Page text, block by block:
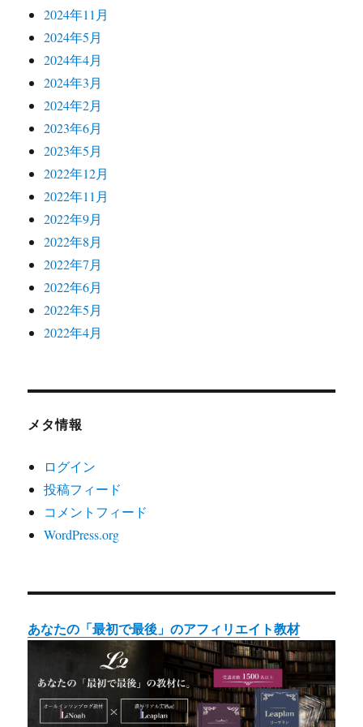
2024年11月
2024年5月
2024年4月
2024年3月
2024年2月
2023年6月
2023年5月
2022年12月
2022年11月
2022年9月
2022年8月
2022年7月
2022年6月
2022年5月
2022年4月
メタ情報
ログイン
投稿フィード
コメントフィード
WordPress.org
あなたの「最初で最後」のアフィリエイト教材